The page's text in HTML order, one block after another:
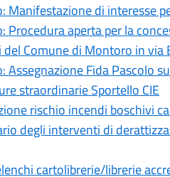
Manifestazione di interesse
Procedura aperta per la
del Comune di Montoro in
Assegnazione Fida Pascolo
straordinarie Sportello CIE
rischio incendi boschivi
degli interventi di
cartolibrerie/librerie